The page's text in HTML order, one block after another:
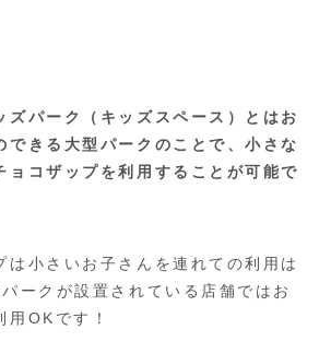
ズパーク（キッズスペース）とはお
できる大型パークのことで、小さな
ョコザップを利用することが可能で
は小さいお子さんを連れての利用は
ークが設置されている店舗ではお
用OKです！